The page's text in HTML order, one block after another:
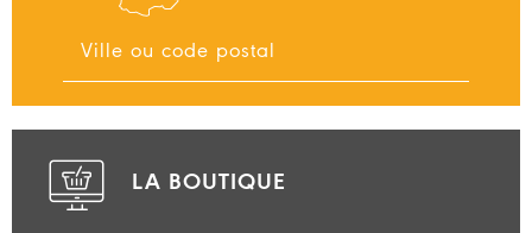
LA BOUTIQUE